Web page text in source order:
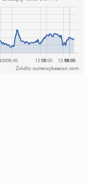
Źródło: currencybeacon.com